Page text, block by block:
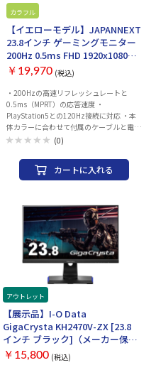
カラフル
【イエローモデル】JAPANNEXT
23.8インチ ゲーミングモニター
200Hz 0.5ms FHD 1920x1080
IPSパネル
(HDMI/DisplayPort/VESA対応/
高さ調節/回転(ピボット)機能/ブ
ルーライトカット / 視野角178°)
JN-IPS238G200F-HSP-YE
￥19,970 (税込)
・200Hzの高速リフレッシュレートと
0.5ms（MPRT）の応答速度 ・
PlayStation5との120Hz接続に対応 ・本
体カラーに合わせて付属のケーブルと電源
アダプターにもホワイトを採用。 ・背面
ンオフのみの機能となります。単色での固
定はできません。
(0)
カートに入れる
アウトレット
【展示品】I-O Data
GigaCrysta KH2470V-ZX [23.8
インチ ブラック]（メーカー保証
付き）
￥15,800 (税込)